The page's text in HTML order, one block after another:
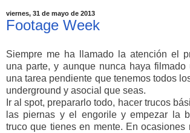
viernes, 31 de mayo de 2013
Footage Week
Siempre me ha llamado la atención el
una parte, y aunque nunca haya
una tarea pendiente que tenemos todos
underground y asocial que seas.
Ir al spot, prepararlo todo, hacer trucos
las piernas y el engorile y empezar la
truco que tienes en mente. En ocasiones